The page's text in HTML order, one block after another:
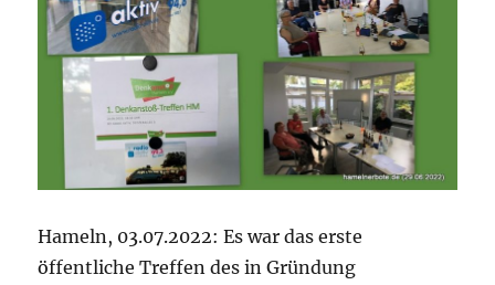
Hameln, 03.07.2022: Es war das erste
öffentliche Treffen des in Gründung